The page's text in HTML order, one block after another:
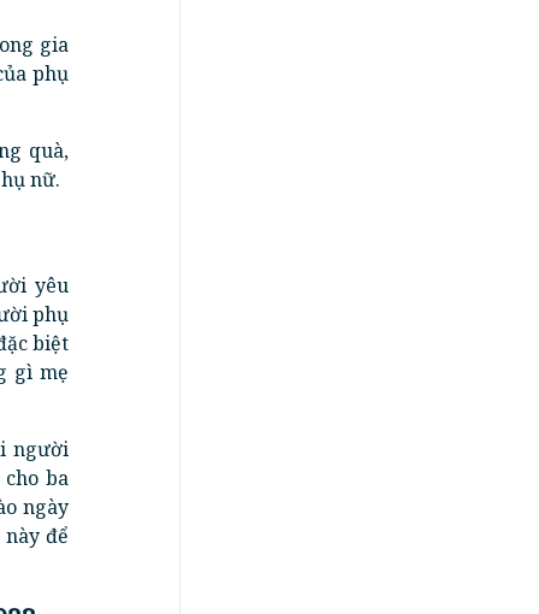
gia
phụ
quà,
nữ.
yêu
phụ
biệt
gì mẹ
người
ba
ngày
để